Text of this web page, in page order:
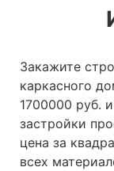
Закажите
каркасного
1700000 руб.
застройки
цена за
всех